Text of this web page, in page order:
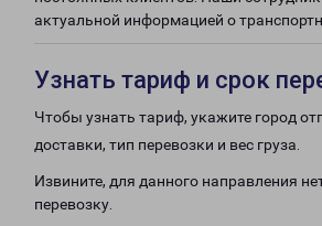
актуальной информацией о
Узнать тариф и срок
Чтобы узнать тариф, укажите город
доставки, тип перевозки и вес груза.
Извините, для данного направления
перевозку.